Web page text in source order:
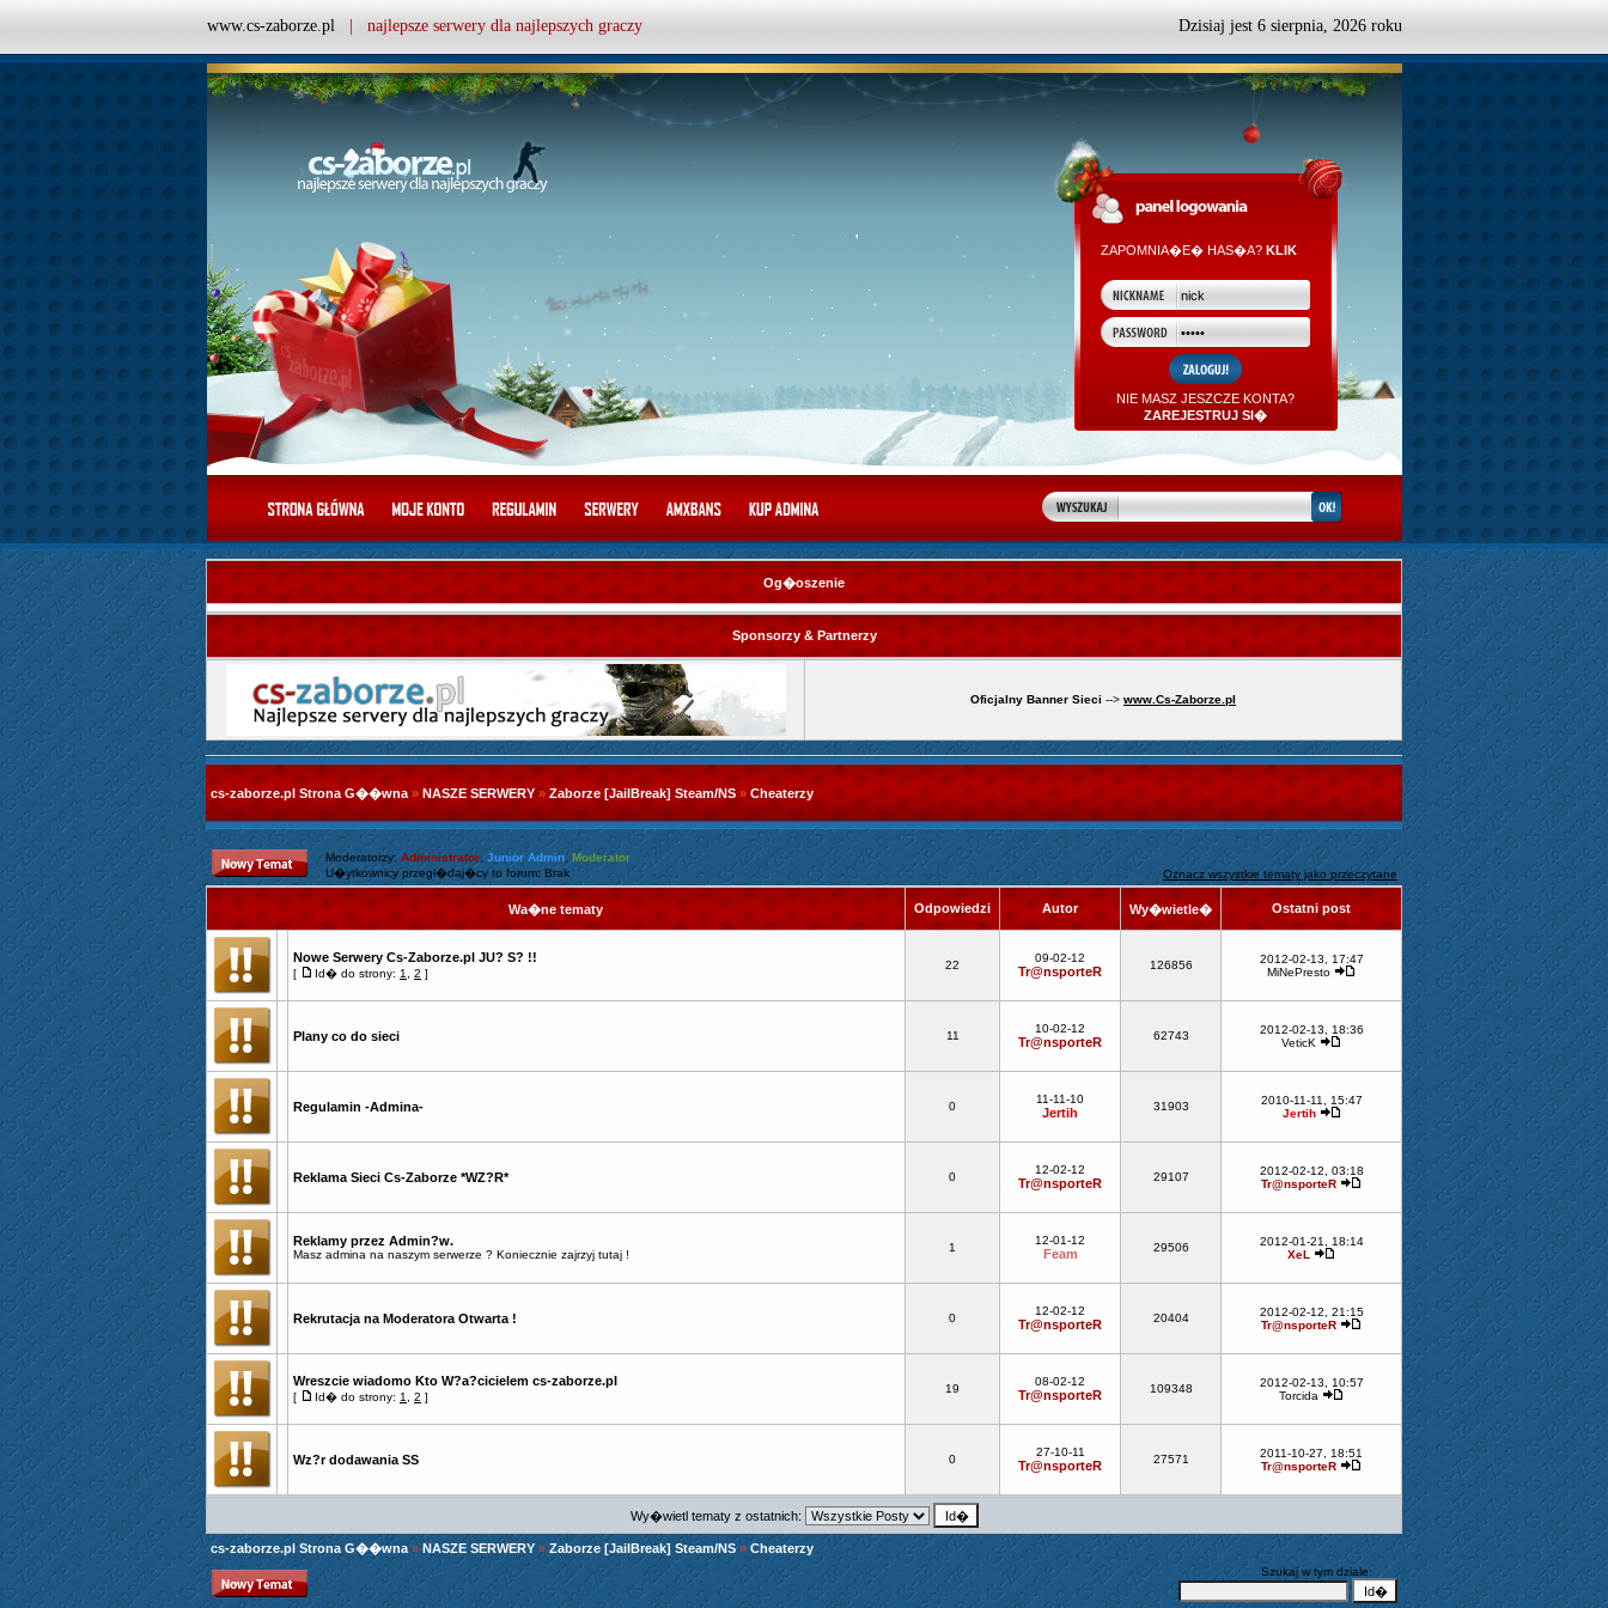
www.cs-zaborze.pl | najlepsze serwery dla najlepszych graczy Dzisiaj jest 6 sierpnia, 2026 roku
ZAPOMNIA�E� HAS�A? KLIK
NIE MASZ JESZCZE KONTA?
ZAREJESTRUJ SI�
Og�oszenie
Sponsorzy & Partnerzy
Oficjalny Banner Sieci --> www.Cs-Zaborze.pl
cs-zaborze.pl Strona G��wna » NASZE SERWERY » Zaborze [JailBreak] Steam/NS » Cheaterzy
Moderatorzy: Administrator, Junior Admin,Moderator
U�ytkownicy przegl�daj�cy to forum: Brak
Oznacz wszystkie tematy jako przeczytane
Wa�ne tematy Odpowiedzi Autor Wy�wietle� Ostatni post
Nowe Serwery Cs-Zaborze.pl JU? S? !!
[ Id� do strony: 1 2 ]
22
09-02-12
Tr@nsporteR 126856
2012-02-13, 17:47
MiNePresto
Plany co do sieci 11
10-02-12
Tr@nsporteR 62743
2012-02-13, 18:36
VeticK
Regulamin -Admina- 0
11-11-10
Jertih 31903
2010-11-11, 15:47
Jertih
Reklama Sieci Cs-Zaborze *WZ?R* 0
12-02-12
Tr@nsporteR 29107
2012-02-12, 03:18
Tr@nsporteR
Reklamy przez Admin?w.
Masz admina na naszym serwerze ? Koniecznie zajrzyj tutaj !
1
12-01-12
Feam 29506
2012-01-21, 18:14
XeL
Rekrutacja na Moderatora Otwarta ! 0
12-02-12
Tr@nsporteR 20404
2012-02-12, 21:15
Tr@nsporteR
Wreszcie wiadomo Kto W?a?cicielem cs-zaborze.pl
[ Id� do strony: 1 2 ]
19
08-02-12
Tr@nsporteR 109348
2012-02-13, 10:57
Torcida
Wz?r dodawania SS 0
27-10-11
Tr@nsporteR 27571
2011-10-27, 18:51
Tr@nsporteR
Wy�wietl tematy z ostatnich:
cs-zaborze.pl Strona G��wna»NASZE SERWERY »Zaborze [JailBreak] Steam/NS»Cheaterzy
Szukaj w tym dziale: